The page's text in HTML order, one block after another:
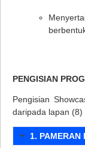
PENGISIAN
Pengisian
daripada lapan
1. PAMERAN